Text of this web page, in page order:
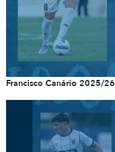
Francisco Canário 2025/26